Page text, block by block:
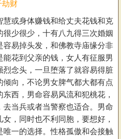
劫财
慧或身体赚钱和给丈夫花钱和克
少很少，十有八九得三次婚姻
易掉头发，和佛教寺庙缘分非
花到父亲的钱，女人有征服男
烈念头，一旦堕落了就容易得脏
向，不论男女脾气都大都有点
西，男命容易风流和犯桃花，
去当兵或者当警察也适合。男命
，同时也不利同胞，要想好，
一的选择。性格孤傲和会接触